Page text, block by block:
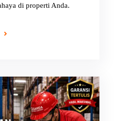
di properti Anda.